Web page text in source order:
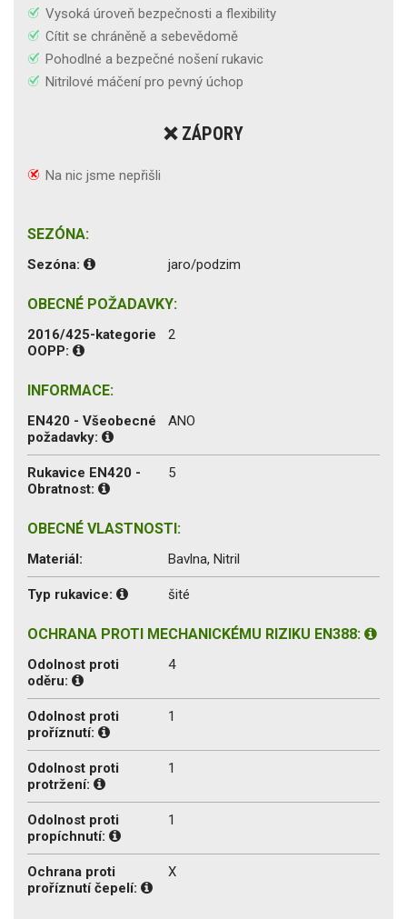
Vysoká úroveň bezpečnosti a flexibility
Cítit se chráněně a sebevědomě
Pohodlné a bezpečné nošení rukavic
Nitrilové máčení pro pevný úchop
❌ ZÁPORY
Na nic jsme nepřišli
SEZÓNA:
Sezóna: jaro/podzim
OBECNÉ POŽADAVKY:
2016/425-kategorie
OOPP:
2
INFORMACE:
EN420 - Všeobecné
požadavky:
ANO
Rukavice EN420 -
Obratnost:
5
OBECNÉ VLASTNOSTI:
Materiál: Bavlna, Nitril
Typ rukavice: šité
OCHRANA PROTI MECHANICKÉMU RIZIKU EN388:
Odolnost proti
oděru:
4
Odolnost proti
proříznutí:
1
Odolnost proti
protržení:
1
Odolnost proti
propíchnutí:
1
Ochrana proti
proříznutí čepelí:
X